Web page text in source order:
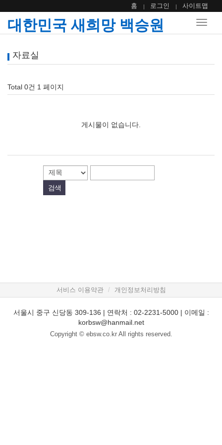
홈 로그인 사이트맵
Toggle
대한민국 새희망 백승원
자료실
Total 0건 1 페이지
게시물이 없습니다.
서비스 이용약관 개인정보처리방침
서울시 중구 신당동 309-136 | 연락처 : 02-2231-5000 | 이메일 :
korbsw@hanmail.net
Copyright © ebsw.co.kr All rights reserved.